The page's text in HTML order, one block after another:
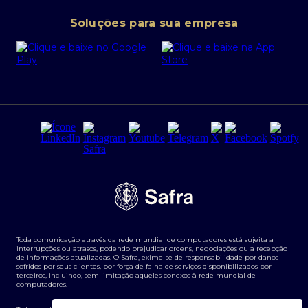
Portal da Privacidade
PRSAC
Regras e Parâmetros de Atuação Banco Safra
Segurança da Informação
Tarifas e serviços Pessoa Física
Transparência de remuneração
Termos e Condições para Portabilidade de Investimento
Cartão Safra Empresas
Empréstimo e financiamentos PJ
Derivativos
Agronegócios
Soluções para sua empresa
Toda comunicação através da rede mundial de computadores está sujeita a
interrupções ou atrasos, podendo prejudicar ordens, negociações ou a recepção
de informações atualizadas. O Safra, exime-se de responsabilidade por danos
sofridos por seus clientes, por força de falha de serviços disponibilizados por
terceiros, incluindo, sem limitação aqueles conexos à rede mundial de
computadores.